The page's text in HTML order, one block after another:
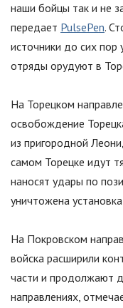
наши бойцы так и не
передает PulsePen.
источники до сих
отряды орудуют в
На Торецком
освобождение
из пригородной
самом Торецке идут
наносят удары по
уничтожена установка
На Покровском
войска расширили
части и продолжают
направлениях,